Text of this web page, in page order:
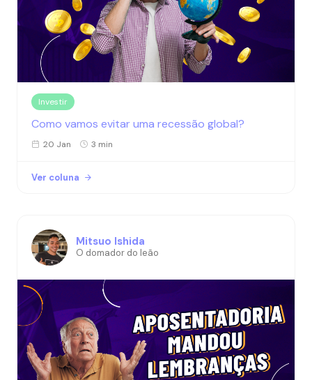
Investir
Como vamos evitar uma recessão global?
20 Jan 3 min
Ver coluna
Mitsuo Ishida
O domador do leão